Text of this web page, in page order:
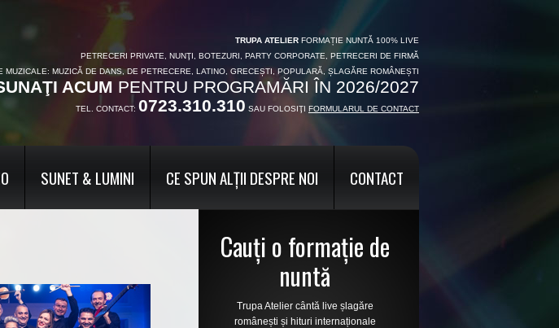
TRUPA ATELIER FORMAȚIE NUNTĂ 100% LIVE
PETRECERI PRIVATE, NUNŢI, BOTEZURI, PARTY CORPORATE, PETRECERI DE FIRMĂ
MUZICALE: MUZICĂ DE DANS, DE PETRECERE, LATINO, GRECEȘTI, POPULARĂ, ȘLAGĂRE ROMÂNEȘTI
ACUM PENTRU PROGRAMĂRI ÎN 2026/2027
TEL. CONTACT: 0723.310.310 SAU FOLOSIŢI FORMULARUL DE CONTACT
SUNET & LUMINI CE SPUN ALȚII DESPRE NOI CONTACT
Cauți o formație de
nuntă
Trupa Atelier cântă live șlagăre
românești și hituri internaționale